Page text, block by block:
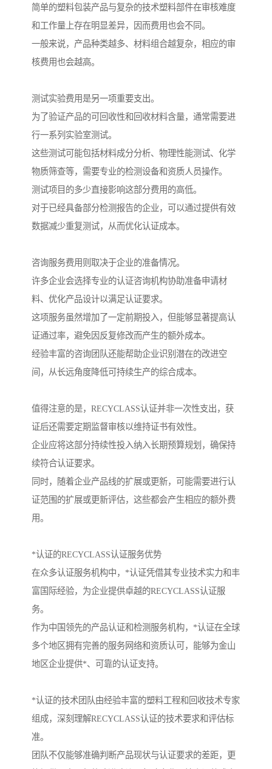
简单的塑料包装产品与复杂的技术塑料部件在审核难度
和工作量上存在明显差异，因而费用也会不同。
一般来说，产品种类越多、材料组合越复杂，相应的审
核费用也会越高。
测试实验费用是另一项重要支出。
为了验证产品的可回收性和回收材料含量，通常需要进
行一系列实验室测试。
这些测试可能包括材料成分分析、物理性能测试、化学
物质筛查等，需要专业的检测设备和资质人员操作。
测试项目的多少直接影响这部分费用的高低。
对于已经具备部分检测报告的企业，可以通过提供有效
数据减少重复测试，从而优化认证成本。
咨询服务费用则取决于企业的准备情况。
许多企业会选择专业的认证咨询机构协助准备申请材
料、优化产品设计以满足认证要求。
这项服务虽然增加了一定前期投入，但能够显著提高认
证通过率，避免因反复修改而产生的额外成本。
经验丰富的咨询团队还能帮助企业识别潜在的改进空
间，从长远角度降低可持续生产的综合成本。
值得注意的是，RECYCLASS认证并非一次性支出，获
证后还需要定期监督审核以维持证书有效性。
企业应将这部分持续性投入纳入长期预算规划，确保持
续符合认证要求。
同时，随着企业产品线的扩展或更新，可能需要进行认
证范围的扩展或更新评估，这些都会产生相应的额外费
用。
*认证的RECYCLASS认证服务优势
在众多认证服务机构中，*认证凭借其专业技术实力和丰
富国际经验，为企业提供卓越的RECYCLASS认证服
务。
作为中国领先的产品认证和检测服务机构，*认证在全球
多个地区拥有完善的服务网络和资质认可，能够为金山
地区企业提供*、可靠的认证支持。
*认证的技术团队由经验丰富的塑料工程和回收技术专家
组成，深刻理解RECYCLASS认证的技术要求和评估标
准。
团队不仅能够准确判断产品现状与认证要求的差距，更